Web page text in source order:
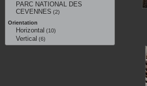
PARC NATIONAL DES
CEVENNES (2)
Orientation
Horizontal (10)
Vertical (6)